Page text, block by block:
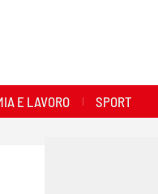
E LAVORO SPORT